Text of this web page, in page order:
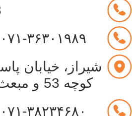
۰۷۱-۳۶۳۰۱۹۸۹
شیراز، خیابان
کوچه 53 و مبعث (متوسطه دوم)
۰۷۱-۳۸۲۳۴۶۸۰